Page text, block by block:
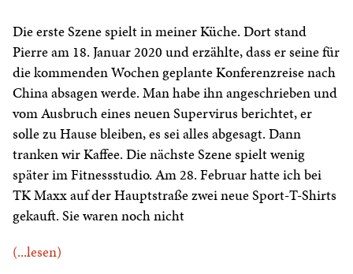
Die erste Szene spielt in meiner Küche. Dort stand
Pierre am 18. Januar 2020 und erzählte, dass er seine für
die kommenden Wochen geplante Konferenzreise nach
China absagen werde. Man habe ihn angeschrieben und
vom Ausbruch eines neuen Supervirus berichtet, er
solle zu Hause bleiben, es sei alles abgesagt. Dann
tranken wir Kaffee. Die nächste Szene spielt wenig
später im Fitnessstudio. Am 28. Februar hatte ich bei
TK Maxx auf der Hauptstraße zwei neue Sport-T-Shirts
gekauft. Sie waren noch nicht
(...lesen)